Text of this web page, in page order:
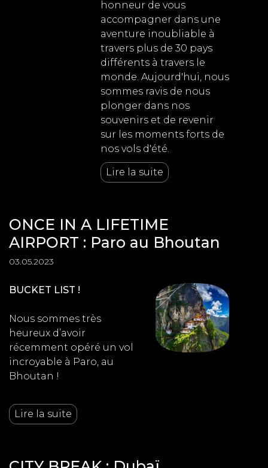
honneur de vous
accompagner dans une
aventure inoubliable à
travers plus de 30 pays
différents à travers le
monde. Aujourd'hui, nous
sommes ravis de nous
plonger dans nos
souvenirs et de revenir
sur les moments forts de
nos vols d'été.
Lire la suite
ONCE IN A LIFETIME
AIRPORT : Paro au Bhoutan
03.05.2023
BUCKET LIST !
Nous sommes très
heureux d’avoir
récemment opéré un vol
incroyable à Paro, au
Bhoutan !
Lire la suite